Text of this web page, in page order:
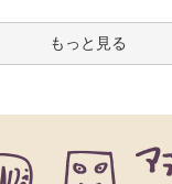
もっと見る